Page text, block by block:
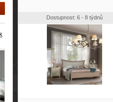
Dostupnost: 6 - 8 týdnů